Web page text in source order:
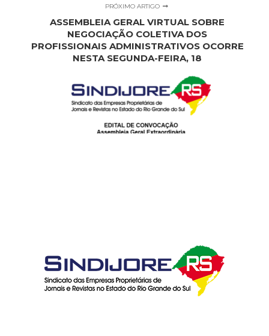
PRÓXIMO ARTIGO
ASSEMBLEIA GERAL VIRTUAL SOBRE
NEGOCIAÇÃO COLETIVA DOS
PROFISSIONAIS ADMINISTRATIVOS OCORRE
NESTA SEGUNDA-FEIRA, 18